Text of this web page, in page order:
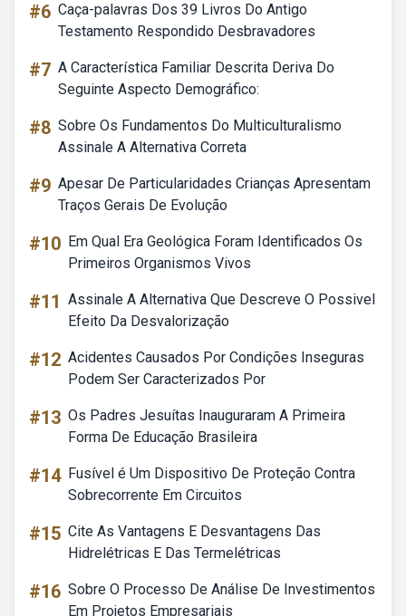
#6 Caça-palavras Dos 39 Livros Do Antigo
Testamento Respondido Desbravadores
#7 A Característica Familiar Descrita Deriva Do
Seguinte Aspecto Demográfico:
#8 Sobre Os Fundamentos Do Multiculturalismo
Assinale A Alternativa Correta
#9 Apesar De Particularidades Crianças Apresentam
Traços Gerais De Evolução
#10 Em Qual Era Geológica Foram Identificados Os
Primeiros Organismos Vivos
#11 Assinale A Alternativa Que Descreve O Possivel
Efeito Da Desvalorização
#12 Acidentes Causados Por Condições Inseguras
Podem Ser Caracterizados Por
#13 Os Padres Jesuítas Inauguraram A Primeira
Forma De Educação Brasileira
#14 Fusível é Um Dispositivo De Proteção Contra
Sobrecorrente Em Circuitos
#15 Cite As Vantagens E Desvantagens Das
Hidrelétricas E Das Termelétricas
#16 Sobre O Processo De Análise De Investimentos
Em Projetos Empresariais